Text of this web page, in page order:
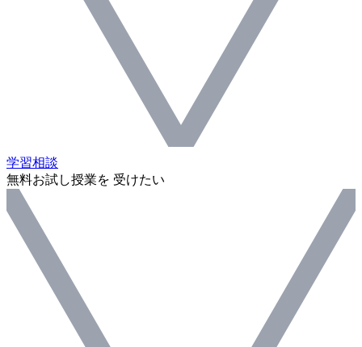
学習相談
無料お試し授業を 受けたい